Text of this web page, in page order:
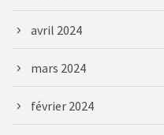
avril 2024
mars 2024
février 2024